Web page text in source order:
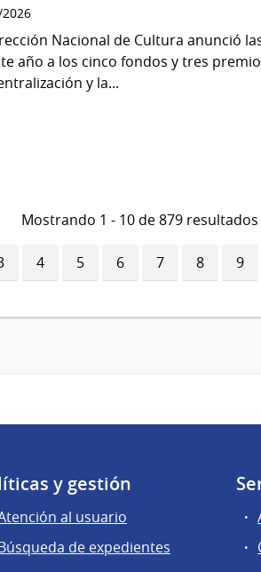
Nacional de Cultura anunció
año a los cinco fondos y tres
y la...
Mostrando 1 - 10 de 879 resultados
Página
4 Página
5 Página
6 Página
7 Página
8 9
y gestión
al usuario
de expedientes